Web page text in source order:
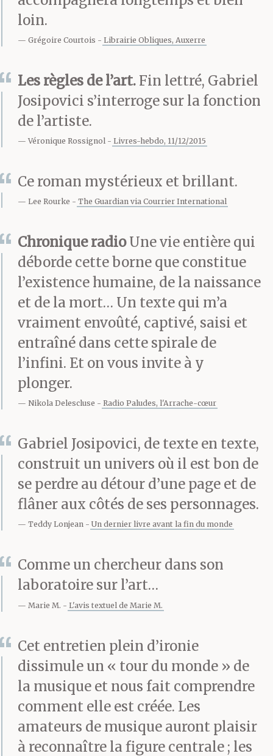
n’est pas le bon type de
nez, vous pouvez
oublier les journaux, a-
t-il dit. Vous pouvez
oublier les festivals.
Vous pouvez oublier les
commandes. Vous
pouvez oublier les
studios
d’enregistrement. Je n’ai
jamais voulu qu’on
photographie mon nez,
a-t-il dit. Mon nez est
plus beau et plus
distingué que la plupart
des leurs, a-t-il dit. C’est
un nez sicilien. Un nez
aristocratique. Mais il
n’est pas pour les
journaux, a-t-il dit. Il
brochures publicitaires.
Il n’est que pour moi,
afin de me permettre de
respirer et de travailler.
Un musicien est tout
d’abord un travailleur,
a-t-il dit. Il n’est pas un
mannequin. Il n’est pas
loin.
Grégoire Courtois Librairie Obliques, Auxerre
Les règles de l’art. Fin lettré, Gabriel
Josipovici s’interroge sur la fonction
de l’artiste.
Véronique Rossignol Livres-hebdo, 11/12/2015
Ce roman mystérieux et brillant.
Lee Rourke The Guardian via Courrier International
Chronique radioUne vie entière qui
déborde cette borne que constitue
l’existence humaine, de la naissance
et de la mort… Un texte qui m’a
vraiment envoûté, captivé, saisi et
entraîné dans cette spirale de
l’infini. Et on vous invite à y
plonger.
Nikola Delescluse Radio Paludes, l'Arrache-cœur
Gabriel Josipovici, de texte en texte,
construit un univers où il est bon de
se perdre au détour d’une page et de
flâner aux côtés de ses personnages.
Teddy Lonjean Un dernier livre avant la fin du monde
Comme un chercheur dans son
laboratoire sur l’art…
Marie M. L'avis textuel de Marie M.
Cet entretien plein d’ironie
dissimule un « tour du monde » de
la musique et nous fait comprendre
comment elle est créée. Les
amateurs de musique auront plaisir
à reconnaître la figure centrale ; les